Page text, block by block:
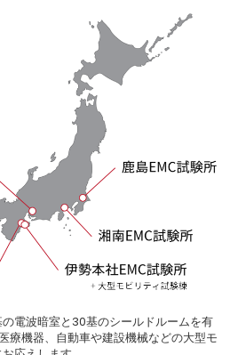
電波暗室と30基のシールドルームを有
療機器、自動車や建設機械などの大型モ